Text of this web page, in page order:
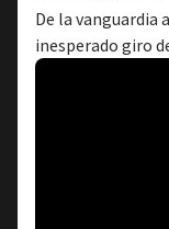
De la vanguardia
inesperado giro